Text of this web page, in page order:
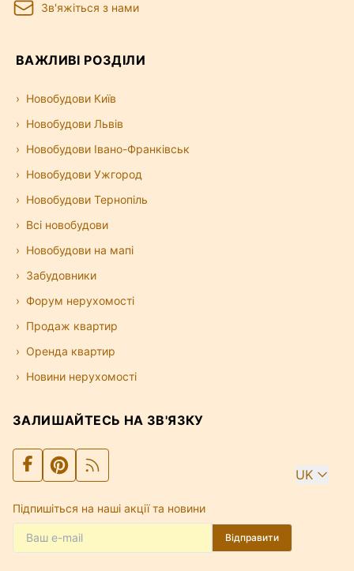
Зв'яжіться з нами
ВАЖЛИВІ РОЗДІЛИ
Новобудови Київ
Новобудови Львів
Новобудови Івано-Франківськ
Новобудови Ужгород
Новобудови Тернопіль
Всі новобудови
Новобудови на мапі
Забудовники
Форум нерухомості
Продаж квартир
Оренда квартир
Новини нерухомості
ЗАЛИШАЙТЕСЬ НА ЗВ'ЯЗКУ
UK
Підпишіться на наші акції та новини
Відправити